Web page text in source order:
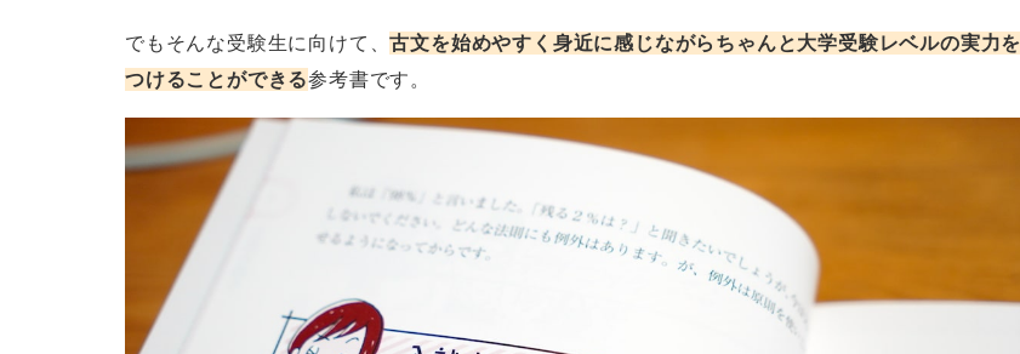
でもそんな受験生に向けて、古文を始めやすく身近に感じながらちゃんと大学受験レベルの実力を
つけることができる参考書です。